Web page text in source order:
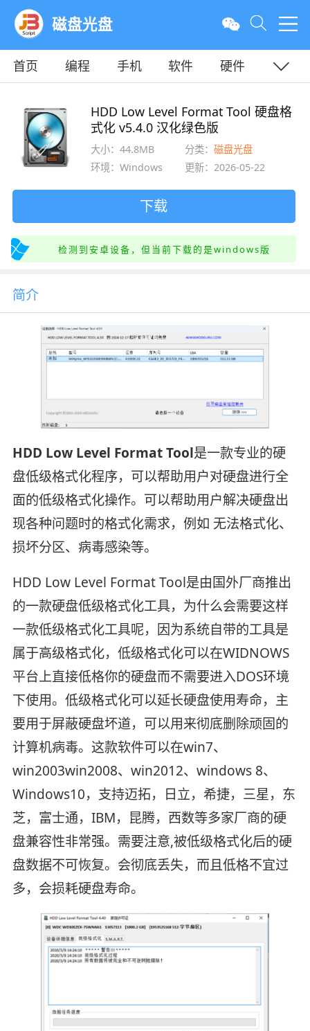
磁盘光盘
首页 编程 手机 软件
硬件
HDD Low Level Format Tool 硬盘格
式化 v5.4.0 汉化绿色版
大小：44.8MB 分类：磁盘光盘
环境：Windows
更新：2026-05-22
下载
检测到安卓设备，但当前下载的是windows版
简介
HDD Low Level Format Tool是一款专业的硬
盘低级格式化程序，可以帮助用户对硬盘进行全
面的低级格式化操作。可以帮助用户解决硬盘出
现各种问题时的格式化需求，例如 无法格式化、
损坏分区、病毒感染等。
HDD Low Level Format Tool是由国外厂商推出
的一款硬盘低级格式化工具，为什么会需要这样
一款低级格式化工具呢，因为系统自带的工具是
属于高级格式化，低级格式化可以在WIDNOWS
平台上直接低格你的硬盘而不需要进入DOS环境
下使用。低级格式化可以延长硬盘使用寿命，主
要用于屏蔽硬盘坏道，可以用来彻底删除顽固的
计算机病毒。这款软件可以在win7、
win2003win2008、win2012、windows 8、
Windows10，支持迈拓，日立，希捷，三星，东
芝，富士通，IBM，昆腾，西数等多家厂商的硬
盘兼容性非常强。需要注意,被低级格式化后的硬
盘数据不可恢复。会彻底丢失，而且低格不宜过
多，会损耗硬盘寿命。